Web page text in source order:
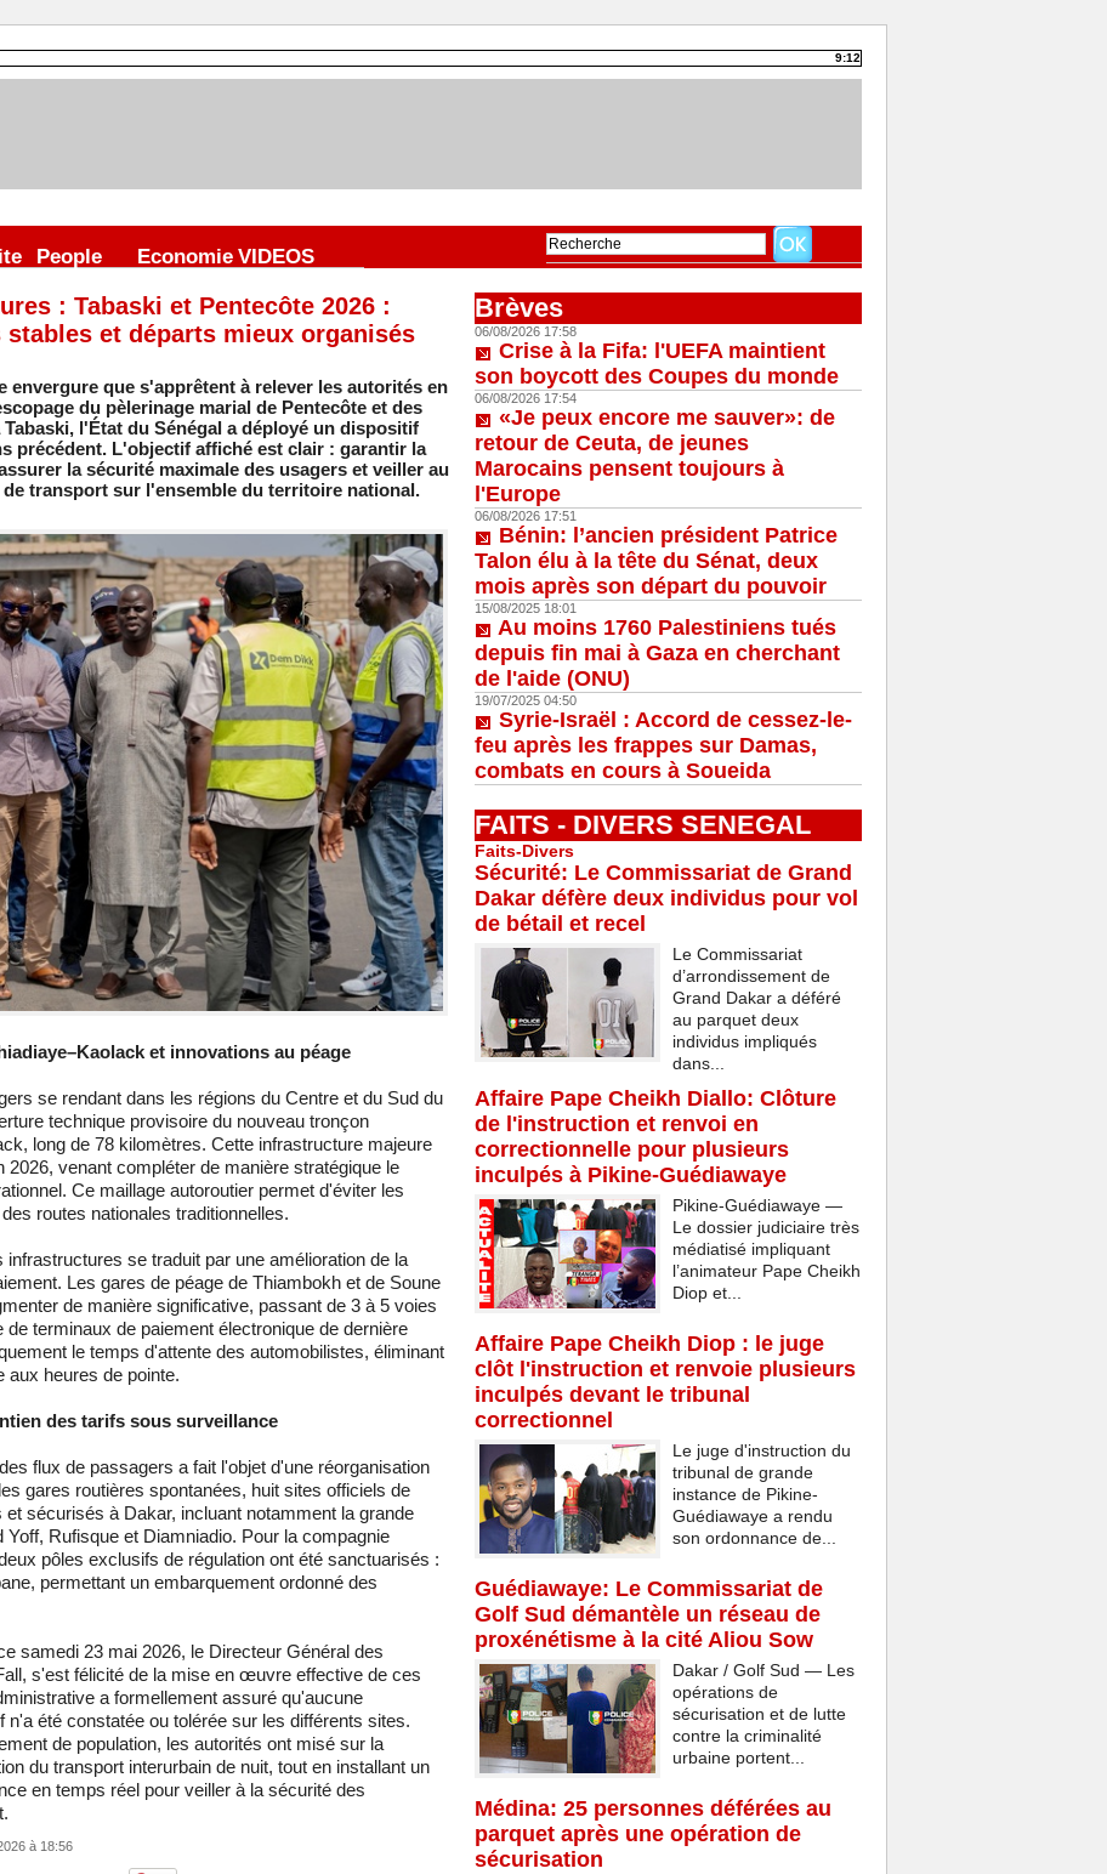
9:12
People Economie VIDEOS
: Tabaski et Pentecôte 2026 :
et départs mieux organisés
envergure que s'apprêtent à relever les autorités en
du pèlerinage marial de Pentecôte et des
l'État du Sénégal a déployé un dispositif
précédent. L'objectif affiché est clair : garantir la
la sécurité maximale des usagers et veiller au
transport sur l'ensemble du territoire national.
et innovations au péage
se rendant dans les régions du Centre et du Sud du
technique provisoire du nouveau tronçon
long de 78 kilomètres. Cette infrastructure majeure
venant compléter de manière stratégique le
Ce maillage autoroutier permet d'éviter les
routes nationales traditionnelles.
se traduit par une amélioration de la
Les gares de péage de Thiambokh et de Soune
de manière significative, passant de 3 à 5 voies
terminaux de paiement électronique de dernière
le temps d'attente des automobilistes, éliminant
aux heures de pointe.
des tarifs sous surveillance
flux de passagers a fait l'objet d'une réorganisation
gares routières spontanées, huit sites officiels de
sécurisés à Dakar, incluant notamment la grande
Rufisque et Diamniadio. Pour la compagnie
pôles exclusifs de régulation ont été sanctuarisés :
permettant un embarquement ordonné des
samedi 23 mai 2026, le Directeur Général des
s'est félicité de la mise en œuvre effective de ces
a formellement assuré qu'aucune
n'a été constatée ou tolérée sur les différents sites.
de population, les autorités ont misé sur la
du transport interurbain de nuit, tout en installant un
en temps réel pour veiller à la sécurité des
à 18:56
Brèves
06/08/2026 17:58
Crise à la Fifa: l'UEFA maintient
son boycott des Coupes du monde
06/08/2026 17:54
«Je peux encore me sauver»: de
retour de Ceuta, de jeunes
Marocains pensent toujours à
l'Europe
06/08/2026 17:51
Bénin: l’ancien président Patrice
Talon élu à la tête du Sénat, deux
mois après son départ du pouvoir
15/08/2025 18:01
Au moins 1760 Palestiniens tués
depuis fin mai à Gaza en cherchant
de l'aide (ONU)
19/07/2025 04:50
Syrie-Israël : Accord de cessez-le-
feu après les frappes sur Damas,
combats en cours à Soueida
FAITS - DIVERS SENEGAL
Faits-Divers
Sécurité: Le Commissariat de Grand
Dakar défère deux individus pour vol
de bétail et recel
Le Commissariat
d’arrondissement de
Grand Dakar a déféré
au parquet deux
individus impliqués
dans...
Affaire Pape Cheikh Diallo: Clôture
de l'instruction et renvoi en
correctionnelle pour plusieurs
inculpés à Pikine-Guédiawaye
Pikine-Guédiawaye —
Le dossier judiciaire très
médiatisé impliquant
l’animateur Pape Cheikh
Diop et...
Affaire Pape Cheikh Diop : le juge
clôt l'instruction et renvoie plusieurs
inculpés devant le tribunal
correctionnel
Le juge d'instruction du
tribunal de grande
instance de Pikine-
Guédiawaye a rendu
son ordonnance de...
Guédiawaye: Le Commissariat de
Golf Sud démantèle un réseau de
proxénétisme à la cité Aliou Sow
Dakar / Golf Sud — Les
opérations de
sécurisation et de lutte
contre la criminalité
urbaine portent...
Médina: 25 personnes déférées au
parquet après une opération de
sécurisation